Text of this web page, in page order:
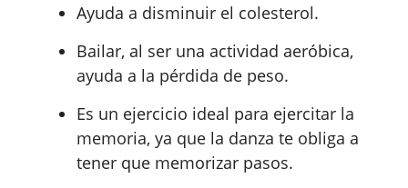
Ayuda a disminuir el colesterol.
Bailar, al ser una actividad aeróbica,
ayuda a la pérdida de peso.
Es un ejercicio ideal para ejercitar la
memoria, ya que la danza te obliga a
tener que memorizar pasos.